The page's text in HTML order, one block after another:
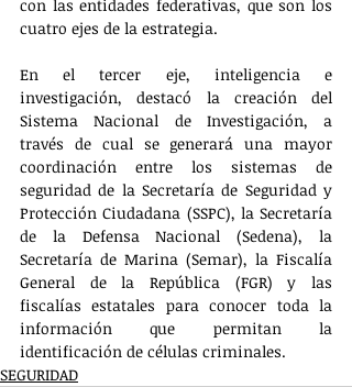
con las entidades federativas, que son los
cuatro ejes de la estrategia.
En el tercer eje, inteligencia e
investigación, destacó la creación del
Sistema Nacional de Investigación, a
través de cual se generará una mayor
coordinación entre los sistemas de
seguridad de la Secretaría de Seguridad y
Protección Ciudadana (SSPC), la Secretaría
de la Defensa Nacional (Sedena), la
Secretaría de Marina (Semar), la Fiscalía
General de la República (FGR) y las
fiscalías estatales para conocer toda la
información que permitan la
identificación de células criminales.
SEGURIDAD